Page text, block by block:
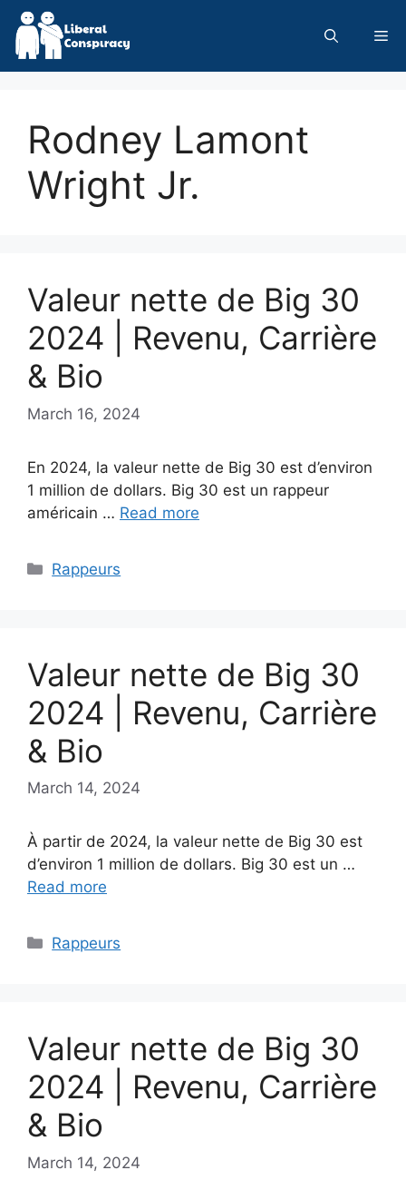
Skip
content
Rodney Lamont
Wright Jr.
Valeur nette de Big 30
2024 | Revenu, Carrière
& Bio
March 16, 2024
En 2024, la valeur nette de Big 30 est d’environ
1 million de dollars. Big 30 est un rappeur
américain … Read more
Categories
Rappeurs
Valeur nette de Big 30
2024 | Revenu, Carrière
& Bio
March 14, 2024
À partir de 2024, la valeur nette de Big 30 est
d’environ 1 million de dollars. Big 30 est un …
Read more
Categories
Rappeurs
Valeur nette de Big 30
2024 | Revenu, Carrière
& Bio
March 14, 2024